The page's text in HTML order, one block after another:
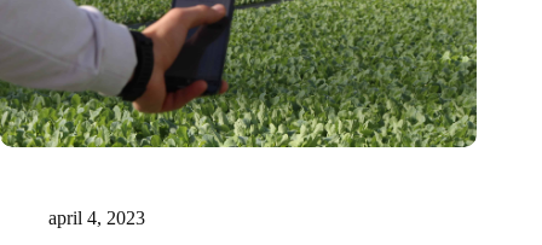
april 4, 2023